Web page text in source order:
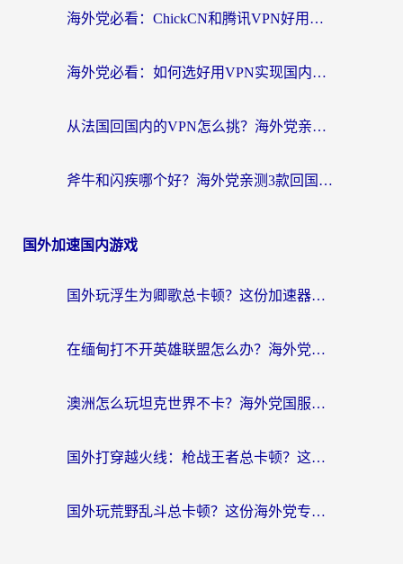
海外党必看：ChickCN和腾讯VPN好用吗？3招选对回国加速器，告别地区限制
海外党必看：如何选好用VPN实现国内资源无缝访问？从越南到全球都适用
从法国回国内的VPN怎么挑？海外党亲测：稳定、多端、安全才是关键
斧牛和闪疾哪个好？海外党亲测3款回国加速器，教你选到不踩坑的那一款
国外加速国内游戏
国外玩浮生为卿歌总卡顿？这份加速器选择指南帮你找回丝滑体验
在缅甸打不开英雄联盟怎么办？海外党亲测有效的国服游戏加速指南
澳洲怎么玩坦克世界不卡？海外党国服游戏加速终极指南（附逆战奇妙碰碰车解决方案）
国外打穿越火线：枪战王者总卡顿？这篇加速器推荐下载指南帮你解决延迟难题
国外玩荒野乱斗总卡顿？这份海外党专属的国服游戏加速攻略请收好